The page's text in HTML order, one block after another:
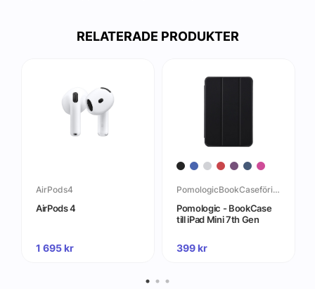
RELATERADE PRODUKTER
AirPods4
AirPods 4
1 695kr
PomologicBookCaseföriPadMini6thGen
Pomologic - BookCase
till iPad Mini 7th Gen
399kr